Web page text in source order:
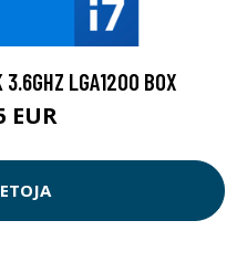
LGA1200 BOX
EUR